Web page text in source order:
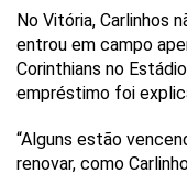
No Vitória, Carlinhos
entrou em campo
Corinthians no
empréstimo foi
“Alguns estão
renovar, como